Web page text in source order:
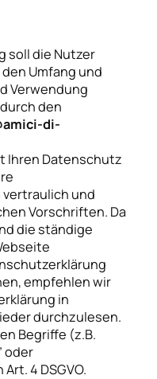
soll die Nutzer
Umfang und
Verwendung
den
di-
Ihren Datenschutz
und
Vorschriften. Da
die ständige
empfehlen wir
in
durchzulesen.
Begriffe (z.B.
oder
4 DSGVO.